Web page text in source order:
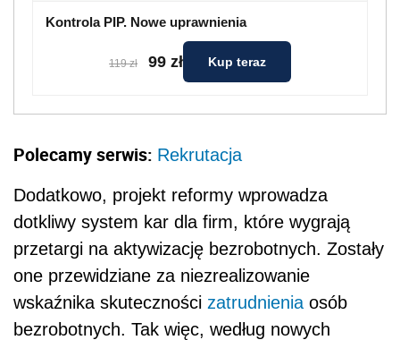
Kontrola PIP. Nowe uprawnienia
119 zł 99 zł Kup teraz
Polecamy serwis: Rekrutacja
Dodatkowo, projekt reformy wprowadza
dotkliwy system kar dla firm, które wygrają
przetargi na aktywizację bezrobotnych. Zostały
one przewidziane za niezrealizowanie
wskaźnika skuteczności zatrudnienia osób
bezrobotnych. Tak więc, według nowych